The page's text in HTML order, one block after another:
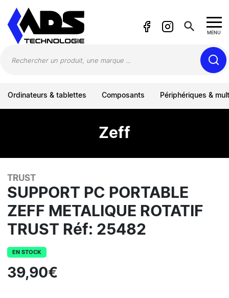
search MENU
Ordinateurs & tablettes Composants Périphériques &
Zeff
TRUST
SUPPORT PC PORTABLE
ZEFF METALIQUE ROTATIF
TRUST Réf: 25482
EN STOCK
39,90€